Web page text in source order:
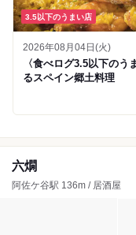
3.5以下のうまい店
2026年08月04日(火)
〈食べログ3.5以下の
るスペイン郷土料理
六燗
阿佐ケ谷駅 136m / 居酒屋